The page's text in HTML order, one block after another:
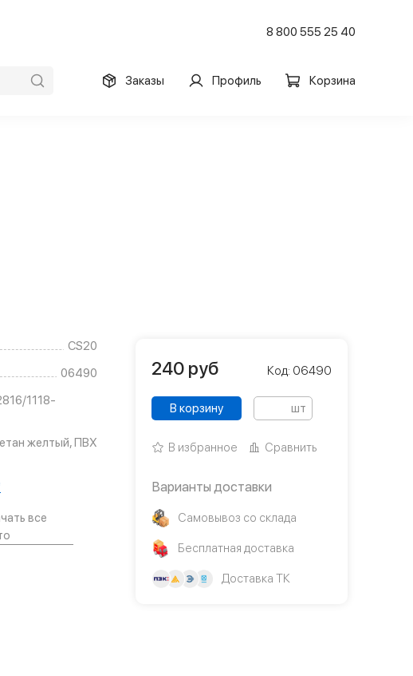
8 800 555 25 40
Заказы Профиль Корзина
CS20
06490
1118-
желтый, ПВХ
все
240 руб Код: 06490
В корзину шт
В избранное Сравнить
Варианты доставки
Самовывоз со склада
Бесплатная доставка
Доставка ТК